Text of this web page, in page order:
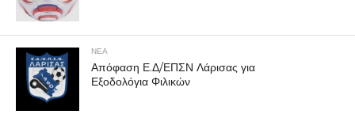
ΝΕΑ
Απόφαση Ε.Δ/ΕΠΣΝ Λάρισας για
Εξοδολόγια Φιλικών